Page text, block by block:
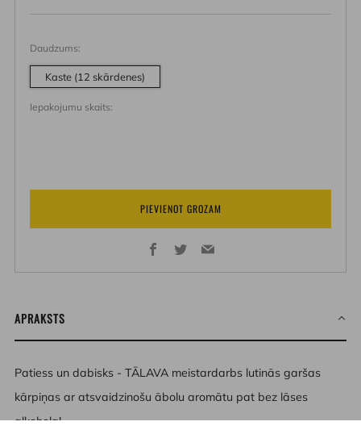
Daudzums:
Kaste (12 skārdenes)
Iepakojumu skaits:
PIEVIENOT GROZAM
Facebook
TwitterEmail
APRAKSTS
Patiess un dabisks - TĀLAVA meistardarbs lutinās garšas
kārpiņas ar atsvaidzinošu ābolu aromātu pat bez lāses
alkohola!